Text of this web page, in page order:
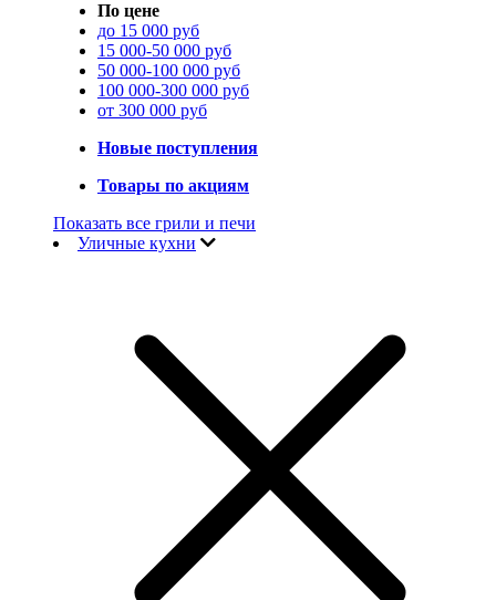
По цене
до 15 000 руб
15 000-50 000 руб
50 000-100 000 руб
100 000-300 000 руб
от 300 000 руб
Новые поступления
Товары по акциям
Показать все грили и печи
Уличные кухни